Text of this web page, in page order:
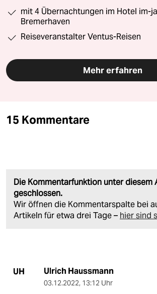
mit 4 Übernachtungen im Hotel im-
Bremerhaven
Reiseveranstalter Ventus-Reisen
Mehr erfahren
15 Kommentare
Die Kommentarfunktion unter diesem
geschlossen.
Wir öffnen die Kommentarspalte bei
Artikeln für etwa drei Tage – hier sind
UH Ulrich Haussmann
03.12.2022, 13:12 Uhr